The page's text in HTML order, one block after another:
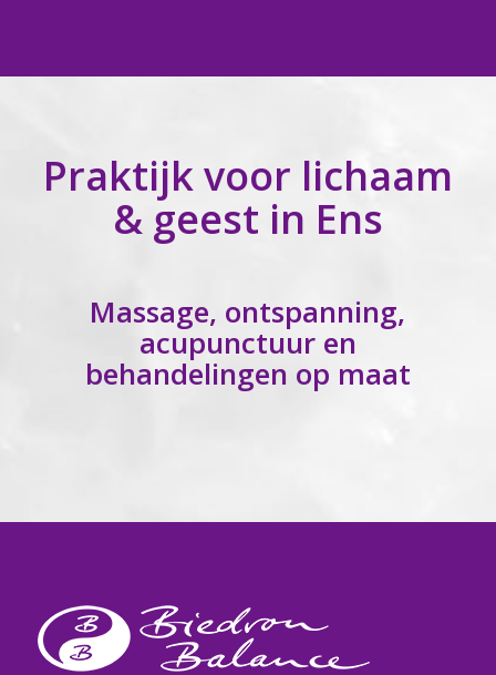
Praktijk voor lichaam
& geest in Ens
Massage, ontspanning,
acupunctuur en
behandelingen op maat